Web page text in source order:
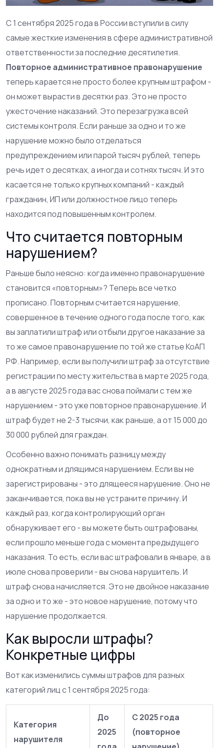
С 1 сентября 2025 года в России вступили в силу
самые жесткие изменения в сфере административной
ответственности за последние десятилетия.
Повторное административное правонарушение
теперь карается не просто более крупным штрафом -
он может вырасти в десятки раз. Это не просто
ужесточение наказаний. Это перезагрузка всей
системы контроля. Если раньше за одно и то же
нарушение можно было отделаться
предупреждением или парой тысяч рублей, теперь
речь идет о десятках, а иногда и сотнях тысяч. И это
касается не только крупных компаний - каждый
гражданин, ИП или должностное лицо теперь
находится под повышенным контролем.
Что считается повторным
нарушением?
Раньше было неясно: когда именно правонарушение
становится «повторным»? Теперь все четко
прописано. Повторным считается нарушение,
совершенное в течение одного года после того, как
вы заплатили штраф или отбыли другое наказание за
то же самое правонарушение по той же статье КоАП
РФ. Например, если вы получили штраф за отсутствие
регистрации по месту жительства в марте 2025 года,
а в августе 2025 года вас снова поймали с тем же
нарушением - это уже повторное правонарушение. И
штраф будет не 2-3 тысячи, как раньше, а от 15 000 до
30 000 рублей для граждан.
Особенно важно понимать разницу между
однократным и длящимся нарушением. Если вы не
зарегистрированы - это длящееся нарушение. Оно не
заканчивается, пока вы не устраните причину. И
каждый раз, когда контролирующий орган
обнаруживает его - вы можете быть оштрафованы,
если прошло меньше года с момента предыдущего
наказания. То есть, если вас штрафовали в январе, а в
июле снова проверили - вы снова нарушитель. И
штраф снова начисляется. Это не двойное наказание
за одно и то же - это новое нарушение, потому что
нарушение продолжается.
Как выросли штрафы?
Конкретные цифры
Вот как изменились суммы штрафов для разных
категорий лиц с 1 сентября 2025 года:
Категория
нарушителя
До
2025
С 2025 года
(повторное